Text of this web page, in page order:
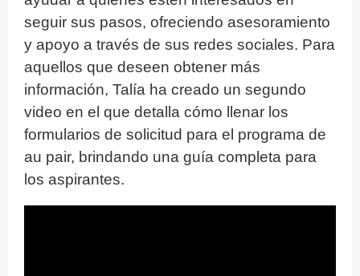
seguir sus pasos, ofreciendo asesoramiento
y apoyo a través de sus redes sociales. Para
aquellos que deseen obtener más
información, Talía ha creado un segundo
video en el que detalla cómo llenar los
formularios de solicitud para el programa de
au pair, brindando una guía completa para
los aspirantes.